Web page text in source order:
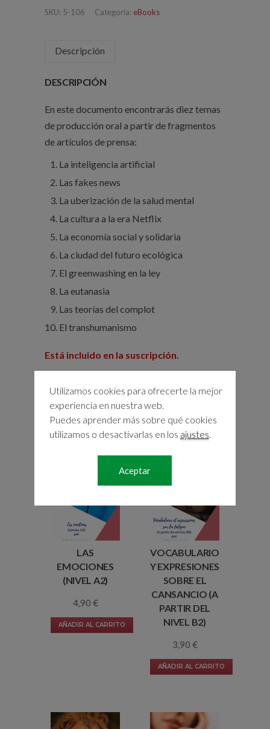
(nivel
cantidad
SKU: 5-106 Categoría: eBooks
Descripción
DESCRIPCIÓN
En este documento encontrarás diez temas
de producción oral a partir de fragmentos
de artículos de prensa:
La inteligencia artificial
Las fakes news
La uberización de la salud mental
La cultura a la era Netflix
La economía social y solidaria
La ciudad del futuro ecológica
El greenwashing en la ley
La eutanasia
Las teorías del complot
El transhumanismo
Está incluido en la suscripción.
LAS
EMOCIONES
(NIVEL A2)
4,90 €
AÑADIR AL CARRITO
VOCABULARIO
Y EXPRESIONES
SOBRE EL
CANSANCIO (A
PARTIR DEL
NIVEL B2)
3,90 €
AÑADIR AL CARRITO
Utilizamos cookies para ofrecerte la mejor
experiencia en nuestra web.
Puedes aprender más sobre qué cookies
utilizamos o desactivarlas en los ajustes
Aceptar